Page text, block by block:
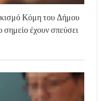
Κόμη του Δήμου
έχουν σπεύσει